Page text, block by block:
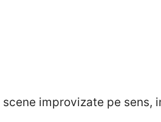
improvizate pe sens,